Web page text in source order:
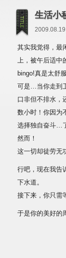
生活小
其实我觉得，最
上，被午后适中
bingo!真是太舒
可是…当你走到
口非但不排水，
数小时！你因为
选择独自奋斗…
然而！
这一切却徒劳无
行吧，现在我告
下水道。
接下来，你只需
于是你的美好的